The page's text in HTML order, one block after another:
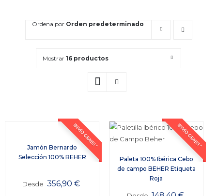
Ordena por Orden predeterminado
Mostrar 16 productos
ENVÍO GRATIS *
Jamón Bernardo
Selección 100% BEHER
Desde 356,90€
ENVÍO GRATIS *
Paleta 100% Ibérica Cebo
de campo BEHER Etiqueta
Roja